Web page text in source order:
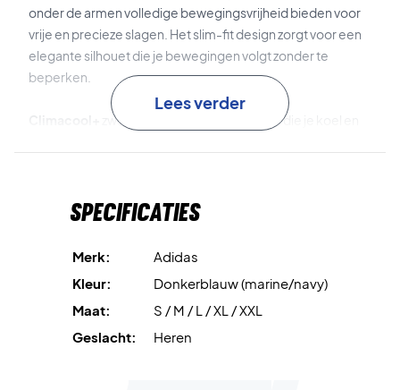
onder de armen volledige bewegingsvrijheid bieden voor
vrije en precieze slagen. Het slim-fit design zorgt voor een
elegante silhouet die je bewegingen volgt zonder te
beperken.
zweetafvoerende technologie die je koel en
comfort op de baan.
Freelift-panelen
onder de armen zorgen voor extra
bewegingen.
Elegant designmet platte kraag, tweeknops placket en
Lees verder
Specificaties
Merk:
Adidas
Kleur:
Donkerblauw (marine/navy)
Maat:
S / M / L / XL / XXL
Geslacht:
Heren